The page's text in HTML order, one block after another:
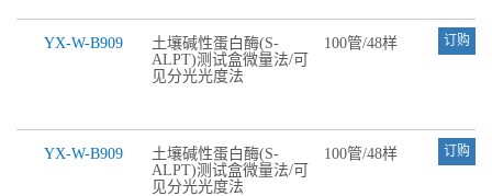
YX-W-B909
土壤碱性蛋白酶(S-
ALPT)测试盒微量法/可
见分光光度法
100管/48样 订购
YX-W-B909
土壤碱性蛋白酶(S-
ALPT)测试盒微量法/可
见分光光度法
100管/48样 订购